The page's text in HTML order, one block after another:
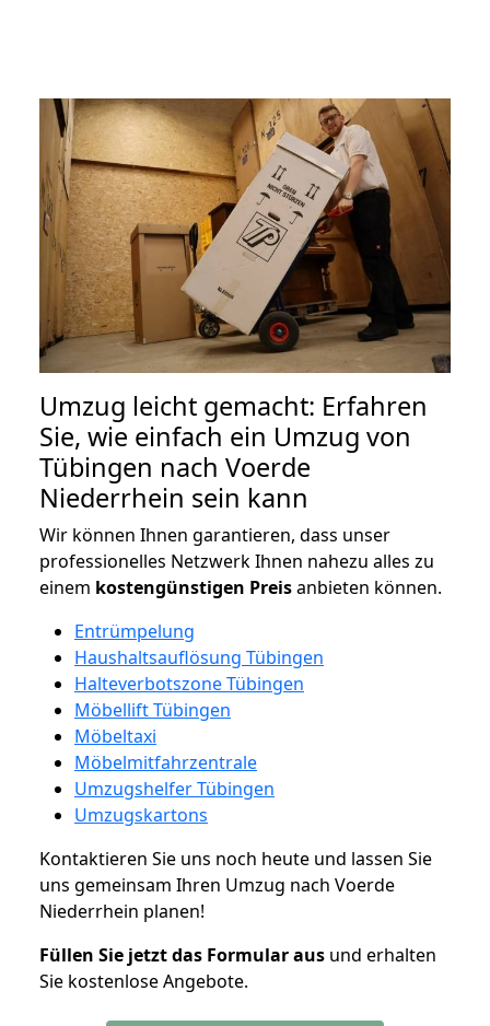
Umzug leicht gemacht: Erfahren
Sie, wie einfach ein Umzug von
Tübingen nach Voerde
Niederrhein sein kann
Wir können Ihnen garantieren, dass unser
professionelles Netzwerk Ihnen nahezu alles zu
einem kostengünstigen Preisanbieten können.
Entrümpelung
Haushaltsauflösung Tübingen
Halteverbotszone Tübingen
Möbellift Tübingen
Möbeltaxi
Möbelmitfahrzentrale
Umzugshelfer Tübingen
Umzugskartons
Kontaktieren Sie uns noch heute und lassen Sie
uns gemeinsam Ihren Umzug nach Voerde
Niederrhein planen!
Füllen Sie jetzt das Formular aus und erhalten
Sie kostenlose Angebote.